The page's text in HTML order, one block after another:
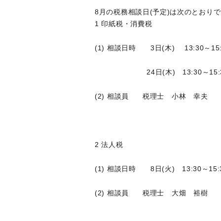
8月の税務相談日(予定)は次のとおりで
1 印紙税・消費税
(1) 相談日時 3日(木) 13:30～
24日(木) 13:30～
(2) 相談員 税理士 小林 幸夫
2 法人税
(1) 相談日時 8日(火) 13:30～
(2) 相談員 税理士 大畑 裕樹